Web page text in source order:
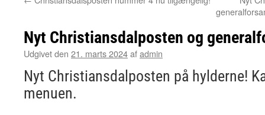
Nyt Christiansdalposten og
Udgivet den 21. marts 2024afadmin
Nyt Christiansdalposten på hylderne!
menuen.